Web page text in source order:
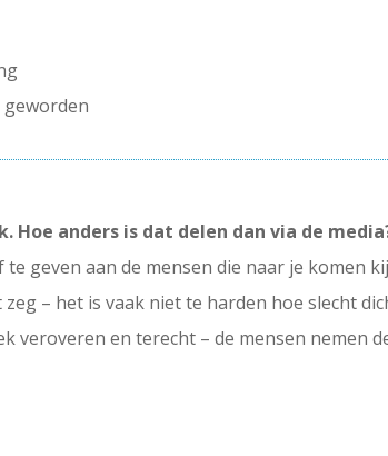
anders is dat delen dan via de
geven aan de mensen die naar je komen
– het is vaak niet te harden hoe slecht
veroveren en terecht – de mensen nemen